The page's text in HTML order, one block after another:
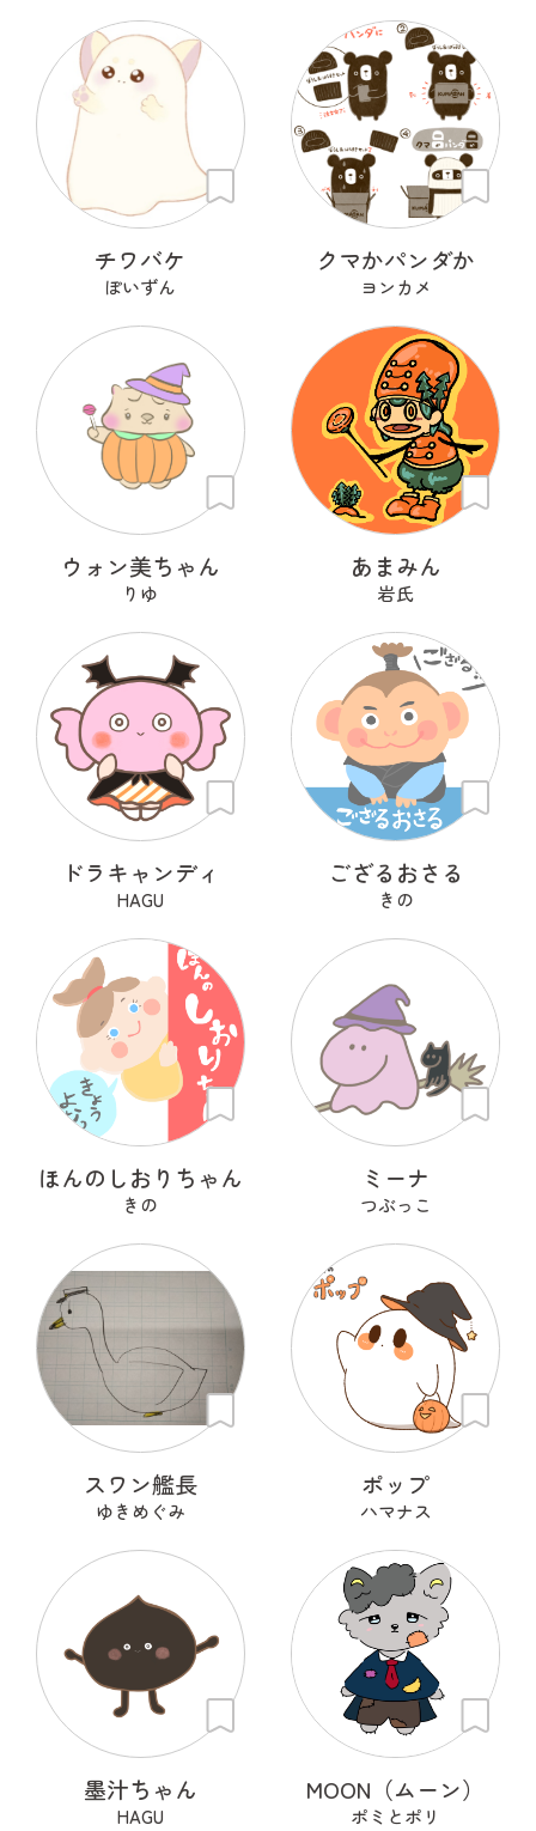
チワバケ
ぽいずん
クマかパンダか
ヨンカメ
ウォン美ちゃん
りゆ
あまみん
岩氏
ドラキャンディ
HAGU
ござるおさる
きの
ほんのしおりちゃん
きの
ミーナ
つぶっこ
スワン艦長
ゆきめぐみ
ポップ
ハマナス
墨汁ちゃん
HAGU
MOON（ムーン）
ポミとポリ